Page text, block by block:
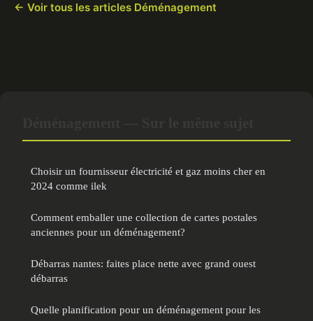
← Voir tous les articles Déménagement
Choisir un fournisseur électricité et gaz moins cher en
2024 comme ilek
Comment emballer une collection de cartes postales
anciennes pour un déménagement?
Débarras nantes: faites place nette avec grand ouest
débarras
Quelle planification pour un déménagement pour les